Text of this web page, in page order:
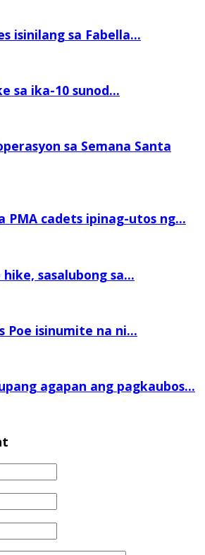
isinilang sa Fabella...
sa ika-10 sunod...
sa Semana Santa
PMA cadets ipinag-utos ng...
sasalubong sa...
Poe isinumite na ni...
agapan ang pagkaubos...